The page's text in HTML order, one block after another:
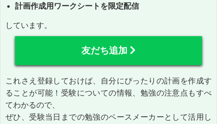
計画作成用ワークシートを限定配信
しています。
友だち追加
これさえ登録しておけば、自分にぴったりの計画を作成す
ることが可能！受験についての情報、勉強の注意点もすべ
てわかるので、
ぜひ、受験当日までの勉強のペースメーカーとして活用し